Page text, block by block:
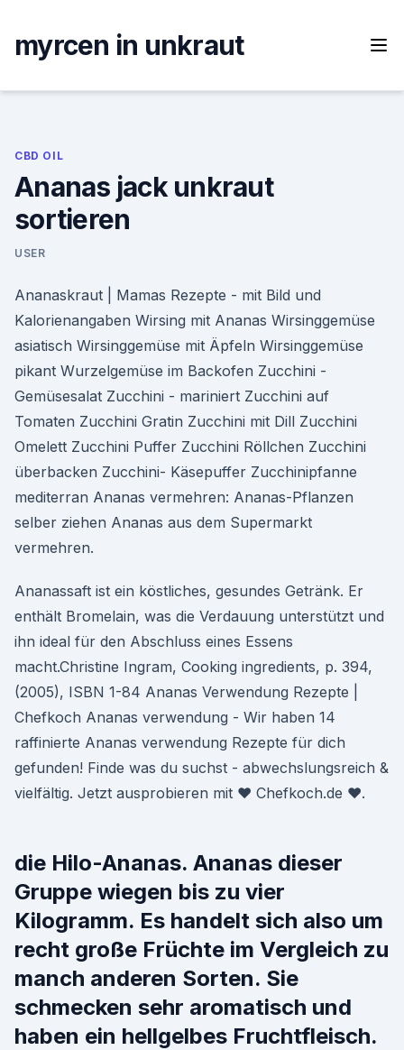
content
myrcen in unkraut
CBD OIL
Ananas jack unkraut
sortieren
USER
Ananaskraut | Mamas Rezepte - mit Bild und
Kalorienangaben Wirsing mit Ananas Wirsinggemüse
asiatisch Wirsinggemüse mit Äpfeln Wirsinggemüse
pikant Wurzelgemüse im Backofen Zucchini -
Gemüsesalat Zucchini - mariniert Zucchini auf
Tomaten Zucchini Gratin Zucchini mit Dill Zucchini
Omelett Zucchini Puffer Zucchini Röllchen Zucchini
überbacken Zucchini- Käsepuffer Zucchinipfanne
mediterran Ananas vermehren: Ananas-Pflanzen
selber ziehen Ananas aus dem Supermarkt
vermehren.
Ananassaft ist ein köstliches, gesundes Getränk. Er
enthält Bromelain, was die Verdauung unterstützt und
ihn ideal für den Abschluss eines Essens
macht.Christine Ingram, Cooking ingredients, p. 394,
(2005), ISBN 1-84 Ananas Verwendung Rezepte |
Chefkoch Ananas verwendung - Wir haben 14
raffinierte Ananas verwendung Rezepte für dich
gefunden! Finde was du suchst - abwechslungsreich &
vielfältig. Jetzt ausprobieren mit ♥ Chefkoch.de ♥.
die Hilo-Ananas. Ananas dieser
Gruppe wiegen bis zu vier
Kilogramm. Es handelt sich also um
recht große Früchte im Vergleich zu
manch anderen Sorten. Sie
schmecken sehr aromatisch und
haben ein hellgelbes Fruchtfleisch.